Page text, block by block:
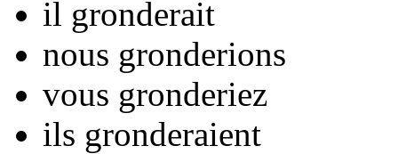
il gronderait
nous gronderions
vous gronderiez
ils gronderaient